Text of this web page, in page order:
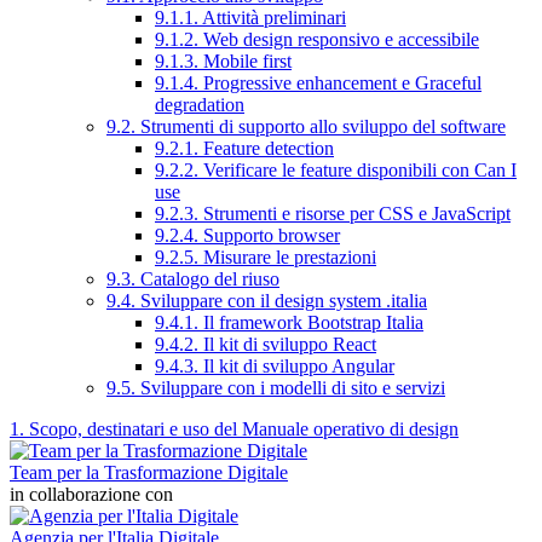
9.1.1. Attività preliminari
9.1.2. Web design responsivo e accessibile
9.1.3. Mobile first
9.1.4. Progressive enhancement e Graceful
degradation
9.2. Strumenti di supporto allo sviluppo del software
9.2.1. Feature detection
9.2.2. Verificare le feature disponibili con Can I
use
9.2.3. Strumenti e risorse per CSS e JavaScript
9.2.4. Supporto browser
9.2.5. Misurare le prestazioni
9.3. Catalogo del riuso
9.4. Sviluppare con il design system .italia
9.4.1. Il framework Bootstrap Italia
9.4.2. Il kit di sviluppo React
9.4.3. Il kit di sviluppo Angular
9.5. Sviluppare con i modelli di sito e servizi
1. Scopo, destinatari e uso del Manuale operativo di design
Team per la Trasformazione Digitale
in collaborazione con
Agenzia per l'Italia Digitale